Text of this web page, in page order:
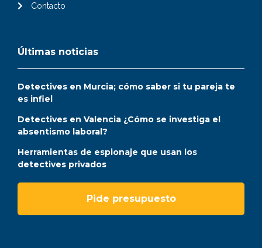
Contacto
Últimas noticias
Detectives en Murcia; cómo saber si tu pareja te
es infiel
Detectives en Valencia ¿Cómo se investiga el
absentismo laboral?
Herramientas de espionaje que usan los
detectives privados
Pide presupuesto